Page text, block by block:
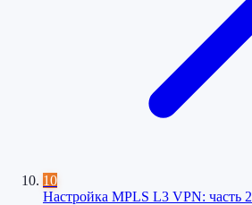
10
Настройка MPLS L3 VPN: часть 2